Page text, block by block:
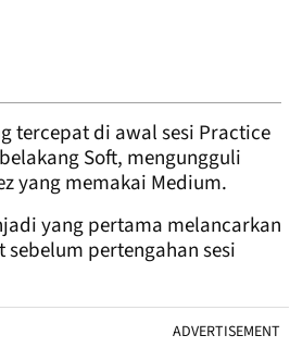
tercepat di awal sesi Practice
Soft, mengungguli
yang memakai Medium.
yang pertama melancarkan
pertengahan sesi
ADVERTISEMENT